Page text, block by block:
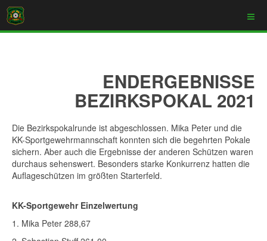
ENDERGEBNISSE
BEZIRKSPOKAL 2021
Die Bezirkspokalrunde ist abgeschlossen. Mika Peter und die
KK-Sportgewehrmannschaft konnten sich die begehrten Pokale
sichern. Aber auch die Ergebnisse der anderen Schützen waren
durchaus sehenswert. Besonders starke Konkurrenz hatten die
Auflageschützen im größten Starterfeld.
KK-Sportgewehr Einzelwertung
1. Mika Peter 288,67